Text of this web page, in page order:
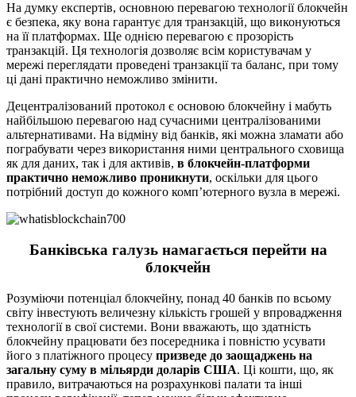
На думку експертів, основною перевагою технології блокчейн
є безпека, яку вона гарантує для транзакцій, що виконуються
на її платформах. Ще однією перевагою є прозорість
транзакцій. Ця технологія дозволяє всім користувачам у
мережі переглядати проведені транзакції та баланс, при тому
ці дані практично неможливо змінити.
Децентралізований протокол є основою блокчейну і мабуть
найбільшою перевагою над сучасними централізованими
альтернативами. На відміну від банків, які можна зламати або
пограбувати через використання ними центрального сховища
як для даних, так і для активів, в блокчейн-платформи
практично неможливо проникнути, оскільки для цього
потрібний доступ до кожного комп’ютерного вузла в мережі.
Банківська галузь намагається перейти на
блокчейн
Розуміючи потенціал блокчейну, понад 40 банків по всьому
світу інвестують величезну кількість грошей у впровадження
технології в свої системи. Вони вважають, що здатність
блокчейну працювати без посередника і повністю усувати
його з платіжного процесу призведе до заощаджень на
загальну суму в мільярди доларів США. Ці кошти, що, як
правило, витрачаються на розрахункові палати та інші